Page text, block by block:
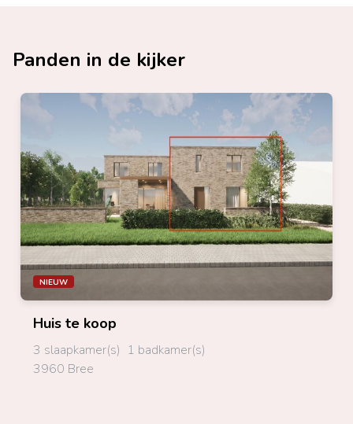
Panden in de kijker
NIEUW
Huis te koop
3 slaapkamer(s) 1 badkamer(s)
3960 Bree